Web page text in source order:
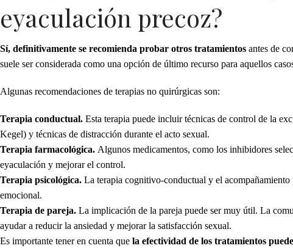
eyaculación precoz?
Sí, definitivamente se recomienda probar otros tratamientos antes de
suele ser considerada como una opción de último recurso para aquellos
Algunas recomendaciones de terapias no quirúrgicas son:
Terapia conductual. Esta terapia puede incluir técnicas de control de la
Kegel) y técnicas de distracción durante el acto sexual.
Terapia farmacológica. Algunos medicamentos, como los inhibidores
eyaculación y mejorar el control.
Terapia psicológica. La terapia cognitivo-conductual y el
emocional.
Terapia de pareja. La implicación de la pareja puede ser muy útil. La
ayudar a reducir la ansiedad y mejorar la satisfacción sexual.
Es importante tener en cuenta que la efectividad de los tratamientos